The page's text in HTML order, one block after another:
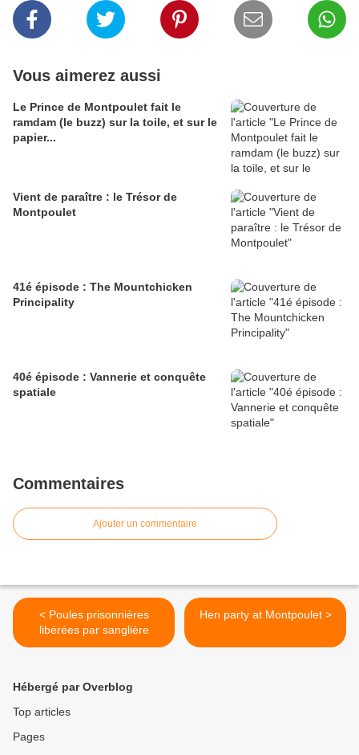
Vous aimerez aussi
Le Prince de Montpoulet fait le
ramdam (le buzz) sur la toile, et sur le
papier...
Vient de paraître : le Trésor de
Montpoulet
41é épisode : The Mountchicken
Principality
40é épisode : Vannerie et conquête
spatiale
Commentaires
Ajouter un commentaire
< Poules prisonnières
libérées par sanglière
Hen party at Montpoulet >
Hébergé par Overblog
Top articles
Pages